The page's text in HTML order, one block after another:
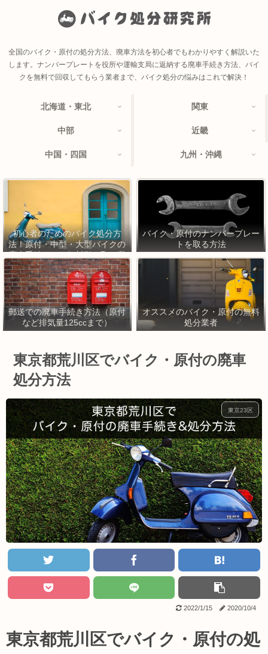
全国のバイク・原付の処分方法、廃車方法を初心者でもわかりやすく解説いた
します。ナンバープレートを役所や運輸支局に返納する廃車手続き方法、バイ
クを無料で回収してもらう業者まで、バイク処分の悩みはこれで解決！
北海道・東北 関東
中部 近畿
中国・四国 九州・沖縄
初心者のためのバイク処分方
法！原付・中型・大型バイクの
廃車手続きから無料引き取り業
者まで
バイク・原付のナンバープレー
トを取る方法
郵送での廃車手続き方法（原付
など排気量125ccまで）
オススメのバイク・原付の無料
処分業者
東京都荒川区でバイク・原付の廃車
処分方法
東京23区
2022/1/15 2020/10/4
東京都荒川区でバイク・原付の処